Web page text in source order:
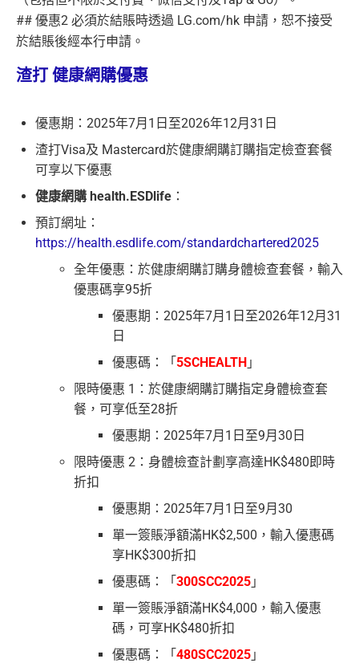
## 優惠2 必須於結賬時透過 LG.com/hk 申請，恕不接受
於結賬後經本行申請。
渣打 健康網購優惠
優惠期：2025年7月1日至2026年12月31日
渣打Visa及 Mastercard於健康網購訂購指定檢查套餐
可享以下優惠
健康網購 health.ESDlife ：
預訂網址：
https://health.esdlife.com/standardchartered2025
全年優惠：於健康網購訂購身體檢查套餐，輸入
優惠碼享95折
優惠期：2025年7月1日至2026年12月31
日
優惠碼：「 5SCHEALTH 」
限時優惠 1：於健康網購訂購指定身體檢查套
餐，可享低至28折
優惠期：2025年7月1日至9月30日
限時優惠 2：身體檢查計劃享高達HK$480即時
折扣
優惠期：2025年7月1日至9月30
單一簽賬淨額滿HK$2,500，輸入優惠碼
享HK$300折扣
優惠碼：「 300SCC2025 」
單一簽賬淨額滿HK$4,000，輸入優惠
碼，可享HK$480折扣
優惠碼：「 480SCC2025 」